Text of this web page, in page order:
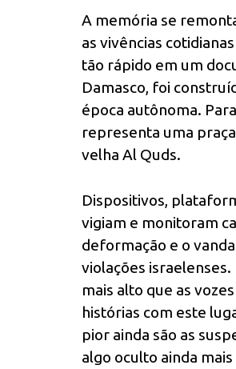
A memória se
as vivências
tão rápido em um
Damasco, foi
época autônoma.
representa uma
velha Al Quds.
Dispositivos,
vigiam e monitoram
deformação e o
violações
mais alto que as
histórias com este
pior ainda são as
algo oculto ainda